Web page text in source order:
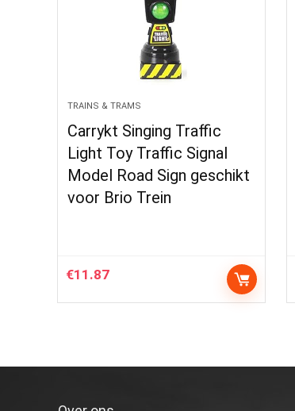
TRAINS & TRAMS
Carrykt Singing Traffic
Light Toy Traffic Signal
Model Road Sign geschikt
voor Brio Trein
€11.87